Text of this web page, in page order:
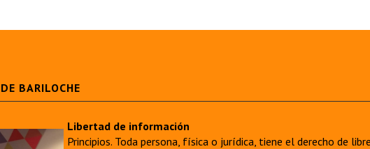
BARILOCHE
Libertad de información
Principios. Toda persona, física o jurídica, tiene el derecho de